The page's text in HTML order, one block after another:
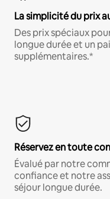
La simplicité du prix
Des prix spéciaux
longue durée et un
supplémentaires.*
Réservez en toute
Évalué par notre
confiance et notre
séjour longue durée.